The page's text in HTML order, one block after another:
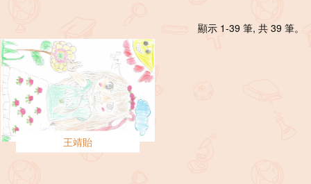
顯示 1-39 筆, 共 39 筆。
王靖貽